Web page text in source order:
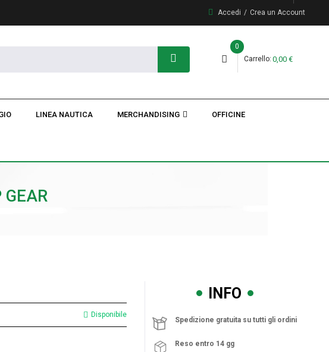
Accedi Crea un Account
Carrello
0
0,00 €
LINEA NAUTICA MERCHANDISING OFFICINE
GEAR
Disponibile
INFO
Spedizione gratuita su tutti gli ordini
Reso entro 14 gg